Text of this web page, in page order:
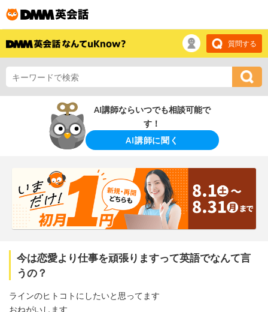
質問する
AI講師ならいつでも相談可能で
す！
AI講師に聞く
今は恋愛より仕事を頑張りますって英語でなんて言
うの？
ラインのヒトコトにしたいと思ってます
おねがいします